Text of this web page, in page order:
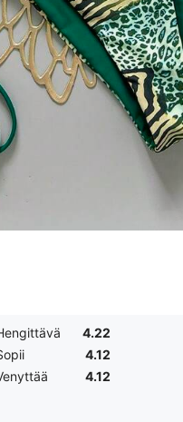
4.22
4.12
4.12